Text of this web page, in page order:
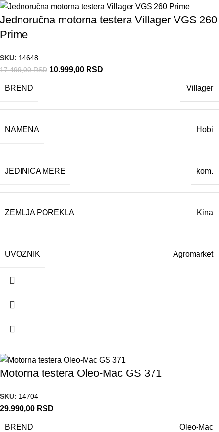
Jednoručna motorna testera Villager VGS 260
Prime
SKU: 14648
17.499,00RSD 10.999,00 RSD
BREND Villager
NAMENA Hobi
JEDINICA MERE kom.
ZEMLJA POREKLA Kina
UVOZNIK Agromarket
Motorna testera Oleo-Mac GS 371
SKU: 14704
29.990,00 RSD
BREND Oleo-Mac